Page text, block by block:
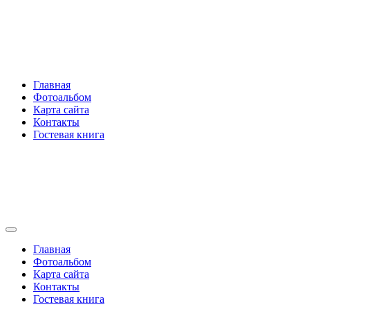
Главная
Фотоальбом
Карта сайта
Контакты
Гостевая книга
Главная
Фотоальбом
Карта сайта
Контакты
Гостевая книга